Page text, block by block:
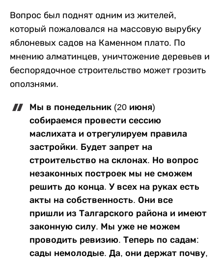
Вопрос был поднят одним из жителей,
который пожаловался на массовую вырубку
яблоневых садов на Каменном плато. По
мнению алматинцев, уничтожение деревьев и
беспорядочное строительство может грозить
оползнями.
Мы в понедельник (20 июня)
собираемся провести сессию
маслихата и отрегулируем правила
застройки. Будет запрет на
строительство на склонах. Но вопрос
незаконных построек мы не сможем
решить до конца. У всех на руках есть
акты на собственность. Они все
пришли из Талгарского района и имеют
законную силу. Мы уже не можем
проводить ревизию. Теперь по садам:
сады немолодые. Да, они держат почву,